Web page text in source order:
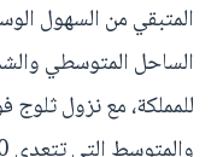
المتبقي من السهول
الساحل المتوسطي
للمملكة، مع نزول ثلوج